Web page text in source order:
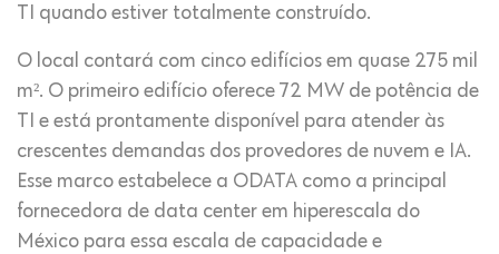
TI quando estiver totalmente construído.
O local contará com cinco edifícios em quase 275 mil
m². O primeiro edifício oferece 72 MW de potência de
TI e está prontamente disponível para atender às
crescentes demandas dos provedores de nuvem e IA.
Esse marco estabelece a ODATA como a principal
fornecedora de data center em hiperescala do
México para essa escala de capacidade e